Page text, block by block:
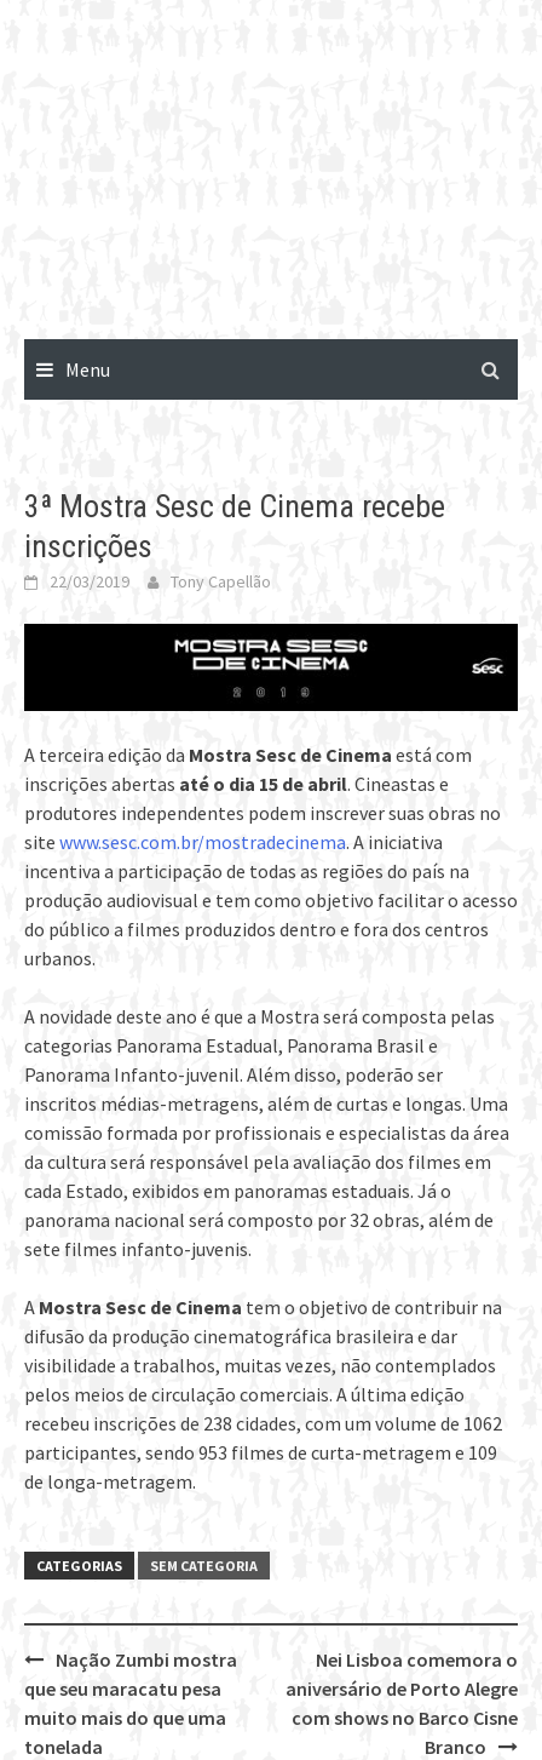
Menu
3ª Mostra Sesc de Cinema recebe
inscrições
22/03/2019 Tony Capellão
A terceira edição da Mostra Sesc de Cinema está com
inscrições abertas até o dia 15 de abril. Cineastas e
produtores independentes podem inscrever suas obras no
site www.sesc.com.br/mostradecinema. A iniciativa
incentiva a participação de todas as regiões do país na
produção audiovisual e tem como objetivo facilitar o acesso
do público a filmes produzidos dentro e fora dos centros
urbanos.
A novidade deste ano é que a Mostra será composta pelas
categorias Panorama Estadual, Panorama Brasil e
Panorama Infanto-juvenil. Além disso, poderão ser
inscritos médias-metragens, além de curtas e longas. Uma
comissão formada por profissionais e especialistas da área
da cultura será responsável pela avaliação dos filmes em
cada Estado, exibidos em panoramas estaduais. Já o
panorama nacional será composto por 32 obras, além de
sete filmes infanto-juvenis.
A Mostra Sesc de Cinema tem o objetivo de contribuir na
difusão da produção cinematográfica brasileira e dar
visibilidade a trabalhos, muitas vezes, não contemplados
pelos meios de circulação comerciais. A última edição
recebeu inscrições de 238 cidades, com um volume de 1062
participantes, sendo 953 filmes de curta-metragem e 109
de longa-metragem.
CATEGORIAS SEM CATEGORIA
Post
navigation
Nei Lisboa comemora o
aniversário de Porto Alegre
com shows no Barco Cisne
Branco
Nação Zumbi mostra
que seu maracatu pesa
muito mais do que uma
tonelada